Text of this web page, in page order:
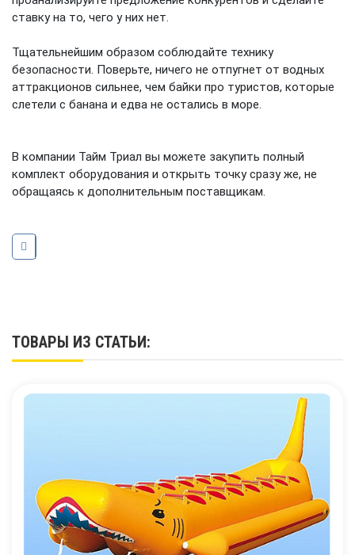
ставку на то, чего у них нет.
Тщательнейшим образом соблюдайте технику
безопасности. Поверьте, ничего не отпугнет от водных
аттракционов сильнее, чем байки про туристов, которые
слетели с банана и едва не остались в море.
В компании Тайм Триал вы можете закупить полный
комплект оборудования и открыть точку сразу же, не
обращаясь к дополнительным поставщикам.
ТОВАРЫ ИЗ СТАТЬИ: